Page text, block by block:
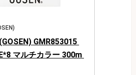
GMR853015
マルチカラー 300m